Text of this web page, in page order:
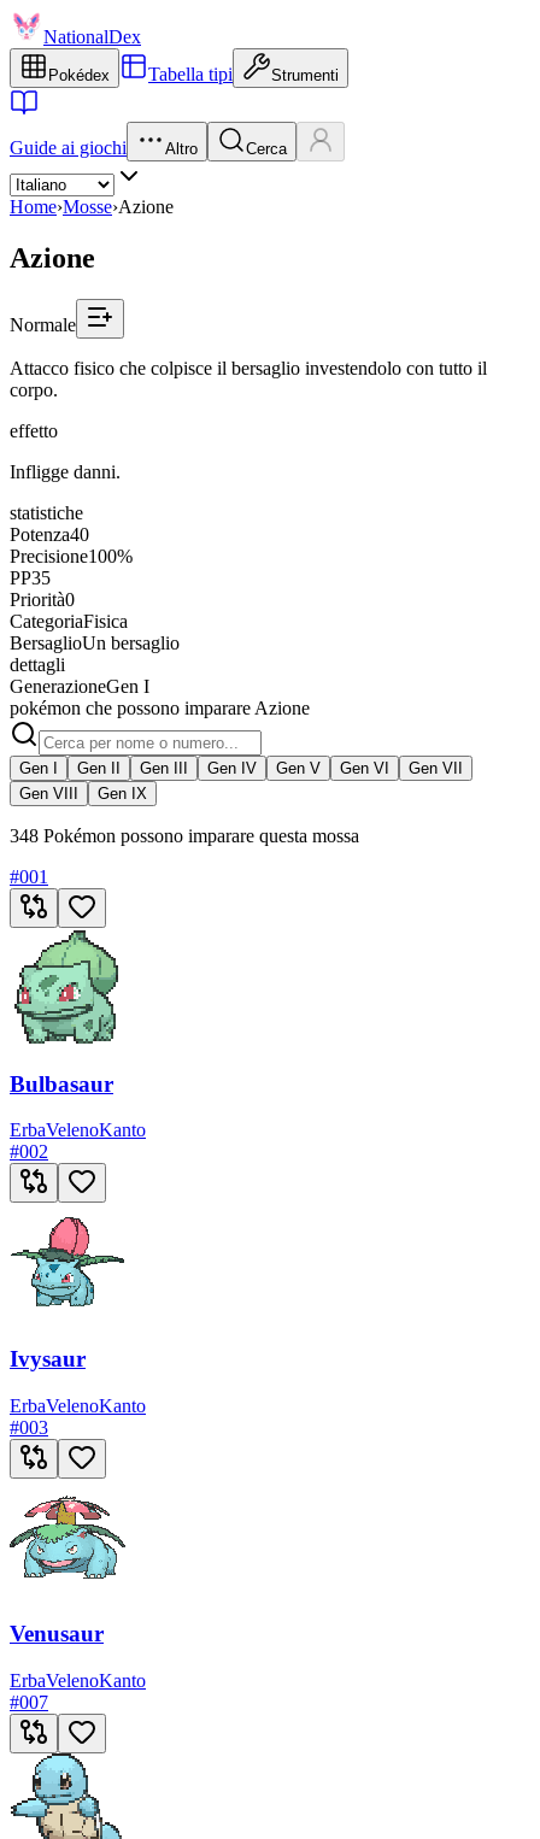
NationalDex
Pokédex Tabella tipi Strumenti
Guide ai giochi Altro Cerca
Home›Mosse›Azione
Azione
Normale
Attacco fisico che colpisce il bersaglio investendolo con tutto il
corpo.
effetto
Infligge danni.
statistiche
Potenza40
Precisione100%
PP35
Priorità0
CategoriaFisica
BersaglioUn bersaglio
dettagli
GenerazioneGen I
pokémon che possono imparare Azione
Gen I Gen II Gen III Gen IV Gen V Gen VI
Gen VII
Gen VIII
Gen IX
348 Pokémon possono imparare questa mossa
#001
Bulbasaur
ErbaVelenoKanto
#002
Ivysaur
ErbaVelenoKanto
#003
Venusaur
ErbaVelenoKanto
#007